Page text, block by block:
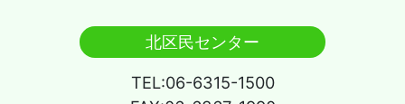
北区民センター
TEL:06-6315-1500